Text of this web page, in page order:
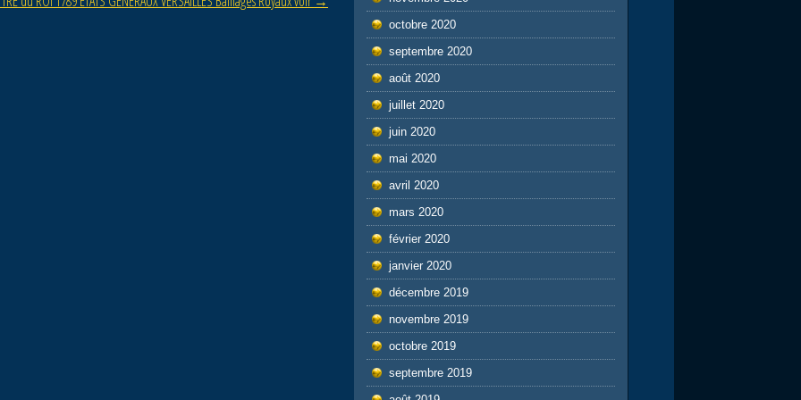
octobre 2020
septembre 2020
août 2020
juillet 2020
juin 2020
mai 2020
avril 2020
mars 2020
février 2020
janvier 2020
décembre 2019
novembre 2019
octobre 2019
septembre 2019